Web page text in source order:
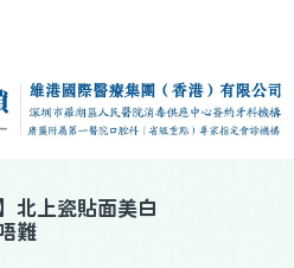
北上瓷貼面美白
難